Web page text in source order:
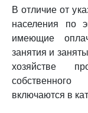
В отличие от
населения по
имеющие
занятия и
хозяйстве
включаются в